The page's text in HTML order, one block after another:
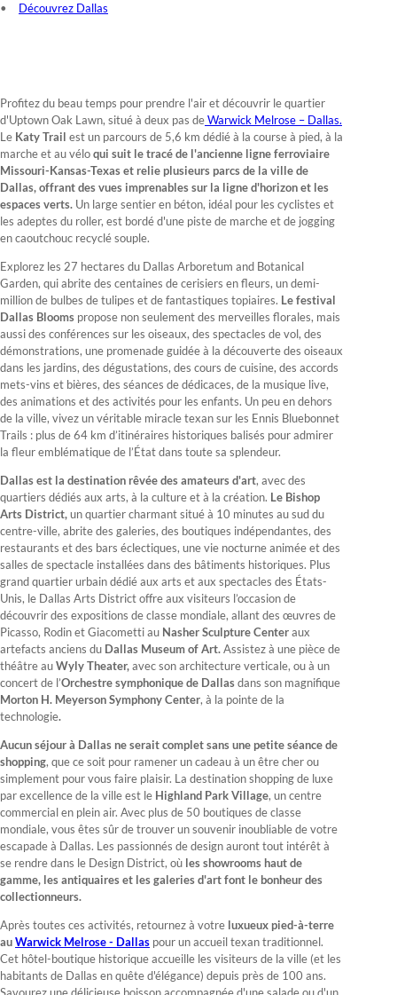
Découvrez Dallas
Profitez du beau temps pour prendre l'air et découvrir le quartier
d'Uptown Oak Lawn, situé à deux pas deWarwick Melrose – Dallas.
Le Katy Trail est un parcours de 5,6 km dédié à la course à pied, à la
marche et au véloqui suit le tracé de l'ancienne ligne ferroviaire
Missouri-Kansas-Texas et relie plusieurs parcs de la ville de
Dallas, offrant des vues imprenables sur la ligne d'horizon et les
espaces verts. Un large sentier en béton, idéal pour les cyclistes et
les adeptes du roller, est bordé d'une piste de marche et de jogging
en caoutchouc recyclé souple.
Explorez les 27 hectares du Dallas Arboretum and Botanical
Garden, qui abrite des centaines de cerisiers en fleurs, un demi-
million de bulbes de tulipes et de fantastiques topiaires. Le festival
Dallas Blooms propose non seulement des merveilles florales, mais
aussi des conférences sur les oiseaux, des spectacles de vol, des
démonstrations, une promenade guidée à la découverte des oiseaux
dans les jardins, des dégustations, des cours de cuisine, des accords
mets-vins et bières, des séances de dédicaces, de la musique live,
des animations et des activités pour les enfants. Un peu en dehors
de la ville, vivez un véritable miracle texan sur les Ennis Bluebonnet
Trails : plus de 64 km d’itinéraires historiques balisés pour admirer
la fleur emblématique de l’État dans toute sa splendeur.
Dallas est la destination rêvée des amateurs d'art, avec des
quartiers dédiés aux arts, à la culture et à la création. Le Bishop
Arts District,un quartier charmant situé à 10 minutes au sud du
centre-ville, abrite des galeries, des boutiques indépendantes, des
restaurants et des bars éclectiques, une vie nocturne animée et des
salles de spectacle installées dans des bâtiments historiques. Plus
grand quartier urbain dédié aux arts et aux spectacles des États-
Unis, le Dallas Arts District offre aux visiteurs l’occasion de
découvrir des expositions de classe mondiale, allant des œuvres de
Picasso, Rodin et Giacometti au Nasher Sculpture Centeraux
artefacts anciens du Dallas Museum of Art.Assistez à une pièce de
théâtre auWyly Theater,avec son architecture verticale, ou à un
concert de l’Orchestre symphonique de Dallasdans son magnifique
Morton H. Meyerson Symphony Center, à la pointe de la
technologie.
Aucun séjour à Dallas ne serait complet sans une petite séance de
shopping, que ce soit pour ramener un cadeau à un être cher ou
simplement pour vous faire plaisir. La destination shopping de luxe
par excellence de la ville est le Highland Park Village, un centre
commercial en plein air. Avec plus de 50 boutiques de classe
mondiale, vous êtes sûr de trouver un souvenir inoubliable de votre
escapade à Dallas. Les passionnés de design auront tout intérêt à
se rendre dans le Design District, où les showrooms haut de
gamme, les antiquaires et les galeries d'art font le bonheur des
collectionneurs.
Après toutes ces activités, retournez à votre luxueux pied-à-terre
auWarwick Melrose - Dallas pour un accueil texan traditionnel.
Cet hôtel-boutique historique accueille les visiteurs de la ville (et les
habitants de Dallas en quête d'élégance) depuis près de 100 ans.